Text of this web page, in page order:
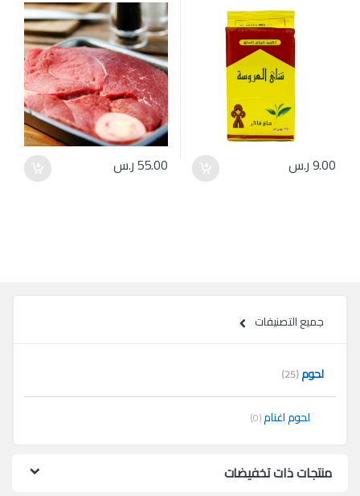
9.00ر.س 55.00ر.س
جميع التصنيفات
لحوم(25)
لحوم اغنام(0)
منتجات ذات تخفيضات